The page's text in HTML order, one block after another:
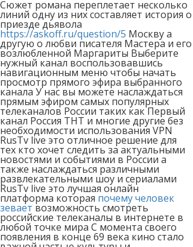
Сюжет романа переплетает несколько
линий одну из них составляет история о
приезде дьявола
https://askoff.ru/question/5 Москву а
другую о любви писателя Мастера и его
возлюбленной Маргариты Выберите
нужный канал воспользовавшись
навигационным меню чтобы начать
просмотр прямого эфира выбранного
канала У нас вы можете наслаждаться
прямым эфиром самых популярных
телеканалов России таких как Первый
канал Россия ТНТ и многие другие без
необходимости использования VPN
RusTv live это отличное решение для
тех кто хочет следить за актуальными
новостями и событиями в России а
также наслаждаться различными
развлекательными шоу и сериалами
RusTv live это лучшая онлайн
платформа которая почему человек
зевает возможность смотреть
российские телеканалы в интернете в
любой точке мира С момента своего
появления в конце 69 века кино стало